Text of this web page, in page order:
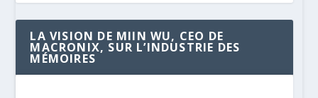
LA VISION DE MIIN WU, CEO DE
MACRONIX, SUR L’INDUSTRIE DES
MÉMOIRES